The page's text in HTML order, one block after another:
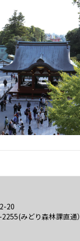
20
みどり森林課直通）